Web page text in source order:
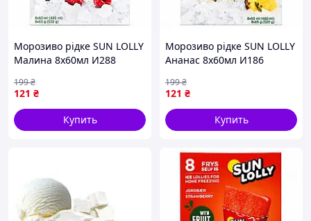
Морозиво рідке SUN LOLLY
Малина 8х60мл И288
121 ₴
199₴
Купить
Морозиво рідке SUN LOLLY
Ананас 8х60мл И186
121 ₴
199₴
Купить